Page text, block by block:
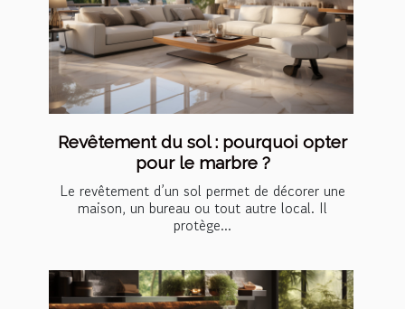
Revêtement du sol : pourquoi opter
pour le marbre ?
Le revêtement d’un sol permet de décorer une
maison, un bureau ou tout autre local. Il
protège...